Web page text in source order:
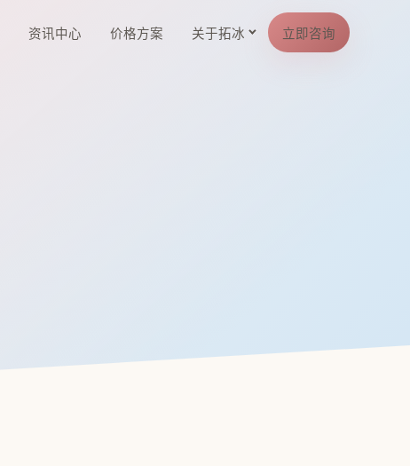
资讯中心 价格方案 关于拓冰 立即咨询